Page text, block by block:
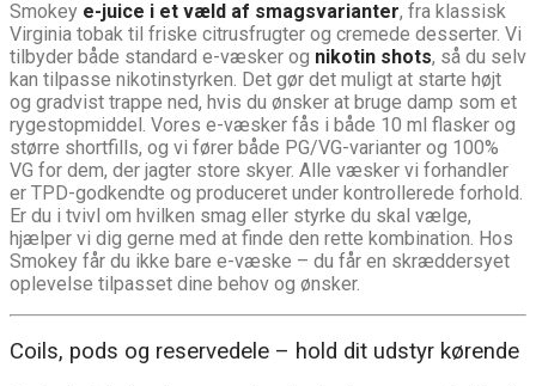
Smokey e-juice i et væld af smagsvarianter, fra klassisk
Virginia tobak til friske citrusfrugter og cremede desserter. Vi
tilbyder både standard e-væsker og nikotin shots, så du selv
kan tilpasse nikotinstyrken. Det gør det muligt at starte højt
og gradvist trappe ned, hvis du ønsker at bruge damp som et
rygestopmiddel. Vores e-væsker fås i både 10 ml flasker og
større shortfills, og vi fører både PG/VG-varianter og 100%
VG for dem, der jagter store skyer. Alle væsker vi forhandler
er TPD-godkendte og produceret under kontrollerede forhold.
Er du i tvivl om hvilken smag eller styrke du skal vælge,
hjælper vi dig gerne med at finde den rette kombination. Hos
Smokey får du ikke bare e-væske – du får en skræddersyet
oplevelse tilpasset dine behov og ønsker.
Coils, pods og reservedele – hold dit udstyr kørende